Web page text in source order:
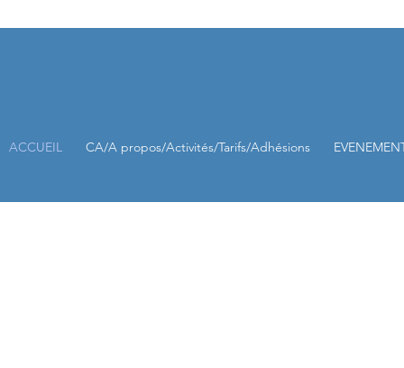
ACCUEIL CA/A propos/Activités/Tarifs/Adhésions